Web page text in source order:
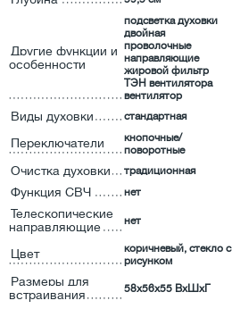
Другие функции и
особенности
подсветка духовки
двойная
проволочные
направляющие
жировой фильтр
ТЭН вентилятора
вентилятор
Виды духовки стандартная
Переключатели
кнопочные/
поворотные
Очистка духовки традиционная
Функция СВЧ нет
Телескопические
направляющие
нет
Цвет
коричневый, стекло с
рисунком
Размеры для
встраивания
58х56х55 ВхШхГ